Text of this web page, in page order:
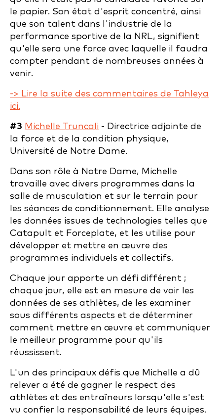
le papier. Son état d'esprit concentré, ainsi
que son talent dans l'industrie de la
performance sportive de la NRL, signifient
qu'elle sera une force avec laquelle il faudra
compter pendant de nombreuses années à
venir.
-> Lire la suite des commentaires de Tahleya
ici.
#3 Michelle Truncali - Directrice adjointe de
la force et de la condition physique,
Université de Notre Dame.
Dans son rôle à Notre Dame, Michelle
travaille avec divers programmes dans la
salle de musculation et sur le terrain pour
les séances de conditionnement. Elle analyse
les données issues de technologies telles que
Catapult et Forceplate, et les utilise pour
développer et mettre en œuvre des
programmes individuels et collectifs.
Chaque jour apporte un défi différent ;
chaque jour, elle est en mesure de voir les
données de ses athlètes, de les examiner
sous différents aspects et de déterminer
comment mettre en œuvre et communiquer
le meilleur programme pour qu'ils
réussissent.
L'un des principaux défis que Michelle a dû
relever a été de gagner le respect des
athlètes et des entraîneurs lorsqu'elle s'est
vu confier la responsabilité de leurs équipes.